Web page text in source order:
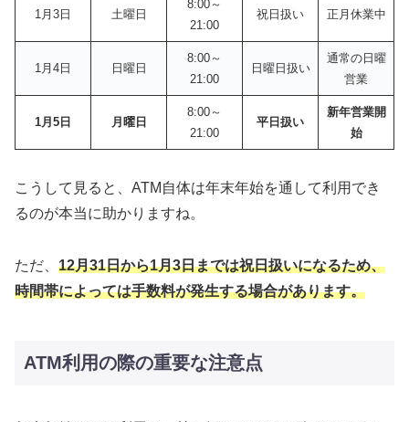
1月3日 土曜日
8:00～
21:00
祝日扱い 正月休業中
1月4日 日曜日
8:00～
21:00
日曜日扱い
通常の日曜
営業
1月5日 月曜日
8:00～
21:00
平日扱い
新年営業開
始
こうして見ると、ATM自体は年末年始を通して利用でき
るのが本当に助かりますね。
ただ、 12月31日から1月3日までは祝日扱いになるため、
時間帯によっては手数料が発生する場合があります。
ATM利用の際の重要な注意点